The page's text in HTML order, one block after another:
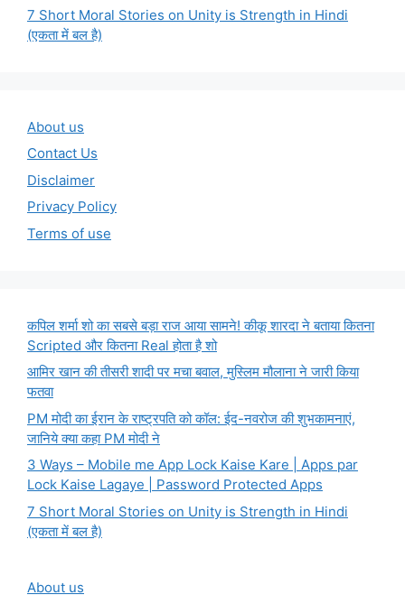
7 Short Moral Stories on Unity is Strength in Hindi
(एकता में बल है)
About us
Contact Us
Disclaimer
Privacy Policy
Terms of use
कपिल शर्मा शो का सबसे बड़ा राज आया सामने! कीकू शारदा ने बताया कितना
Scripted और कितना Real होता है शो
आमिर खान की तीसरी शादी पर मचा बवाल, मुस्लिम मौलाना ने जारी किया
फतवा
PM मोदी का ईरान के राष्ट्रपति को कॉल: ईद-नवरोज की शुभकामनाएं,
जानिये क्या कहा PM मोदी ने
3 Ways – Mobile me App Lock Kaise Kare | Apps par
Lock Kaise Lagaye | Password Protected Apps
7 Short Moral Stories on Unity is Strength in Hindi
(एकता में बल है)
About us